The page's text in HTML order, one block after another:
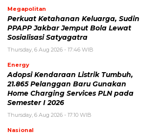
Megapolitan
Perkuat Ketahanan Keluarga, Sudin
PPAPP Jakbar Jemput Bola Lewat
Sosialisasi Satyagatra
Thursday, 6 Aug 2026 - 17:46 WIB
Energy
Adopsi Kendaraan Listrik Tumbuh,
21.865 Pelanggan Baru Gunakan
Home Charging Services PLN pada
Semester I 2026
Thursday, 6 Aug 2026 - 17:10 WIB
Nasional